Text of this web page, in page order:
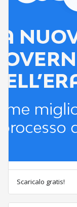
Scaricalo gratis!